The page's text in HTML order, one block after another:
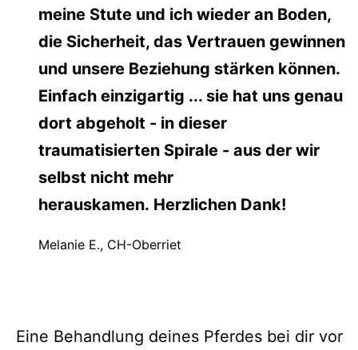
meine Stute und ich wieder an Boden,
die Sicherheit, das Vertrauen gewinnen
und unsere Beziehung stärken können.
Einfach einzigartig ... sie hat uns genau
dort abgeholt - in dieser
traumatisierten Spirale - aus der wir
selbst nicht mehr
herauskamen. Herzlichen Dank!
Melanie E., CH-Oberriet
Eine Behandlung deines Pferdes bei dir vor